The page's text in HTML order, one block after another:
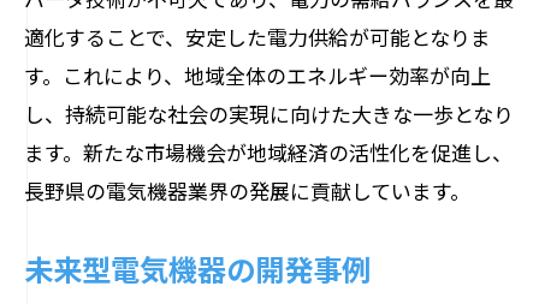
適化することで、安定した電力供給が可能となりま
す。これにより、地域全体のエネルギー効率が向上
し、持続可能な社会の実現に向けた大きな一歩となり
ます。新たな市場機会が地域経済の活性化を促進し、
長野県の電気機器業界の発展に貢献しています。
未来型電気機器の開発事例